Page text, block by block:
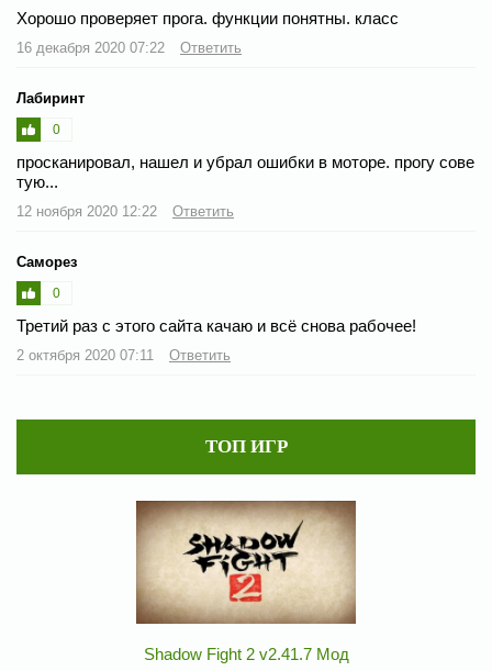
Хорошо проверяет прога. функции понятны. класс
16 декабря 2020 07:22 Ответить
Лабиринт
0
просканировал, нашел и убрал ошибки в моторе. прогу сове
тую...
12 ноября 2020 12:22 Ответить
Саморез
0
Третий раз с этого сайта качаю и всё снова рабочее!
2 октября 2020 07:11 Ответить
ТОП ИГР
Shadow Fight 2 v2.41.7 Мод